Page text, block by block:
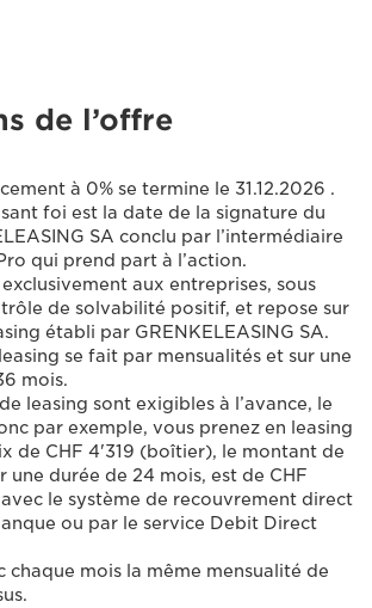
de l’offre
à 0% se termine le 31.12.2026 .
foi est la date de la signature du
SA conclu par l’intermédiaire
qui prend part à l’action.
exclusivement aux entreprises, sous
de solvabilité positif, et repose sur
établi par GRENKELEASING SA.
se fait par mensualités et sur une
mois.
leasing sont exigibles à l’avance, le
par exemple, vous prenez en leasing
de CHF 4'319 (boîtier), le montant de
une durée de 24 mois, est de CHF
le système de recouvrement direct
ou par le service Debit Direct
chaque mois la même mensualité de